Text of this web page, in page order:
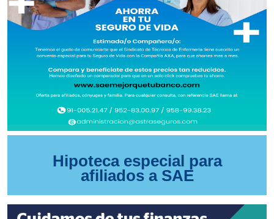
Hipoteca especial para
afiliados a SAE